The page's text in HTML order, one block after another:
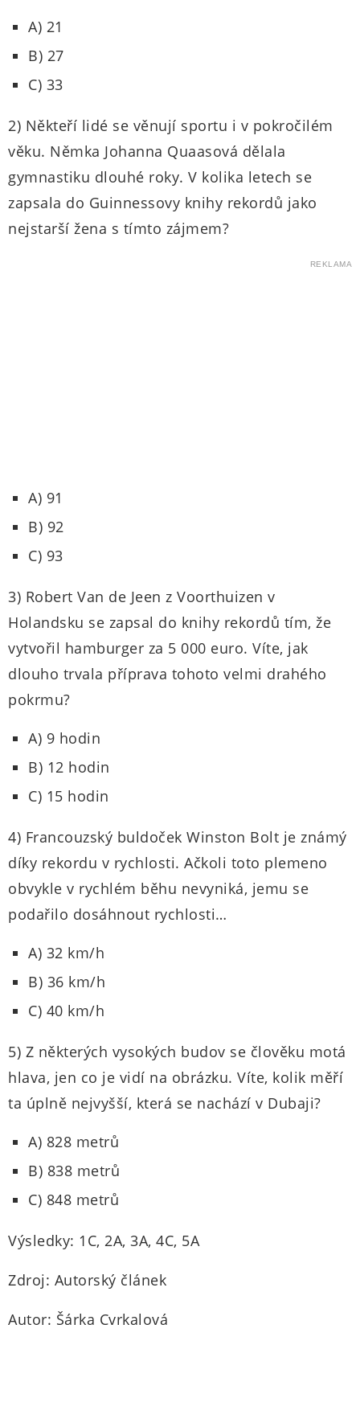
A) 21
B) 27
C) 33
2) Někteří lidé se věnují sportu i v pokročilém
věku. Němka Johanna Quaasová dělala
gymnastiku dlouhé roky. V kolika letech se
zapsala do Guinnessovy knihy rekordů jako
nejstarší žena s tímto zájmem?
REKLAMA
A) 91
B) 92
C) 93
3) Robert Van de Jeen z Voorthuizen v
Holandsku se zapsal do knihy rekordů tím, že
vytvořil hamburger za 5 000 euro. Víte, jak
dlouho trvala příprava tohoto velmi drahého
pokrmu?
A) 9 hodin
B) 12 hodin
C) 15 hodin
4) Francouzský buldoček Winston Bolt je známý
díky rekordu v rychlosti. Ačkoli toto plemeno
obvykle v rychlém běhu nevyniká, jemu se
podařilo dosáhnout rychlosti…
A) 32 km/h
B) 36 km/h
C) 40 km/h
5) Z některých vysokých budov se člověku motá
hlava, jen co je vidí na obrázku. Víte, kolik měří
ta úplně nejvyšší, která se nachází v Dubaji?
A) 828 metrů
B) 838 metrů
C) 848 metrů
Výsledky: 1C, 2A, 3A, 4C, 5A
Zdroj: Autorský článek
Autor: Šárka Cvrkalová